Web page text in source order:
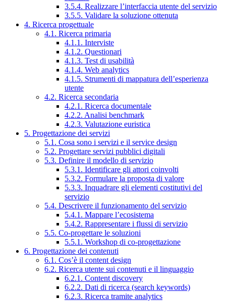
3.5.4. Realizzare l’interfaccia utente del servizio
3.5.5. Validare la soluzione ottenuta
4. Ricerca progettuale
4.1. Ricerca primaria
4.1.1. Interviste
4.1.2. Questionari
4.1.3. Test di usabilità
4.1.4. Web analytics
4.1.5. Strumenti di mappatura dell’esperienza
utente
4.2. Ricerca secondaria
4.2.1. Ricerca documentale
4.2.2. Analisi benchmark
4.2.3. Valutazione euristica
5. Progettazione dei servizi
5.1. Cosa sono i servizi e il service design
5.2. Progettare servizi pubblici digitali
5.3. Definire il modello di servizio
5.3.1. Identificare gli attori coinvolti
5.3.2. Formulare la proposta di valore
5.3.3. Inquadrare gli elementi costitutivi del
servizio
5.4. Descrivere il funzionamento del servizio
5.4.1. Mappare l’ecosistema
5.4.2. Rappresentare i flussi di servizio
5.5. Co-progettare le soluzioni
5.5.1. Workshop di co-progettazione
6. Progettazione dei contenuti
6.1. Cos’è il content design
6.2. Ricerca utente sui contenuti e il linguaggio
6.2.1. Content discovery
6.2.2. Dati di ricerca (search keywords)
6.2.3. Ricerca tramite analytics